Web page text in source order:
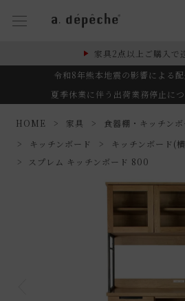
家具2点以上ご購入で
令和8年熊本地震の影響による
夏季休業に伴う出荷業務停止に
HOME 家具
食器棚・キッチン
キッチンボード
キッチンボード(
スプレム キッチンボード 800